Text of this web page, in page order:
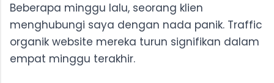
Langkah 5: Tingkatkan Konsistensi Kehadiran Multi-
Platform
Beberapa minggu lalu, seorang klien
menghubungi saya dengan nada panik. Traffic
organik website mereka turun signifikan dalam
empat minggu terakhir.